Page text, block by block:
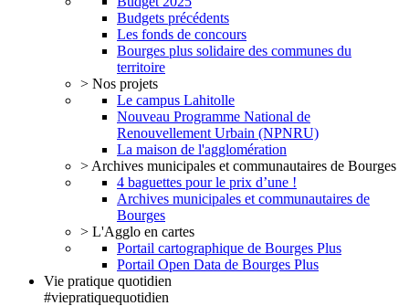
Budgets précédents
Les fonds de concours
Bourges plus solidaire des communes du
territoire
> Nos projets
Le campus Lahitolle
Nouveau Programme National de
Renouvellement Urbain (NPNRU)
La maison de l'agglomération
> Archives municipales et communautaires de Bourges
4 baguettes pour le prix d’une !
Archives municipales et communautaires de
Bourges
> L'Agglo en cartes
Portail cartographique de Bourges Plus
Portail Open Data de Bourges Plus
Vie pratique quotidien
#viepratiquequotidien